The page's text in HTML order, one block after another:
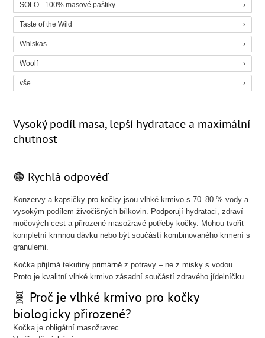
SOLO - 100% masové paštiky
Taste of the Wild
Whiskas
Woolf
vše
Vysoký podíl masa, lepší hydratace a maximální
chutnost
🟢 Rychlá odpověď
Konzervy a kapsičky pro kočky jsou vlhké krmivo s 70–80 % vody a
vysokým podílem živočišných bílkovin. Podporují hydrataci, zdraví
močových cest a přirozené masožravé potřeby kočky. Mohou tvořit
kompletní krmnou dávku nebo být součástí kombinovaného krmení s
granulemi.
Kočka přijímá tekutiny primárně z potravy – ne z misky s vodou.
Proto je kvalitní vlhké krmivo zásadní součástí zdravého jídelníčku.
🧬 Proč je vlhké krmivo pro kočky
biologicky přirozené?
Kočka je obligátní masožravec.